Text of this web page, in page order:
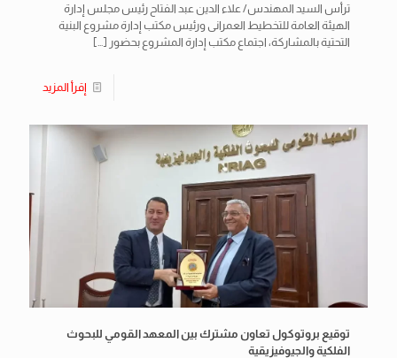
ترأس السيد المهندس/ علاء الدين عبد الفتاح رئيس مجلس إدارة
الهيئة العامة للتخطيط العمرانى ورئيس مكتب إدارة مشروع البنية
التحتية بالمشاركة، اجتماع مكتب إدارة المشروع بحضور […]
إقرأ المزيد
توقيع بروتوكول تعاون مشترك بين المعهد القومي للبحوث
الفلكية والجيوفيزيقية